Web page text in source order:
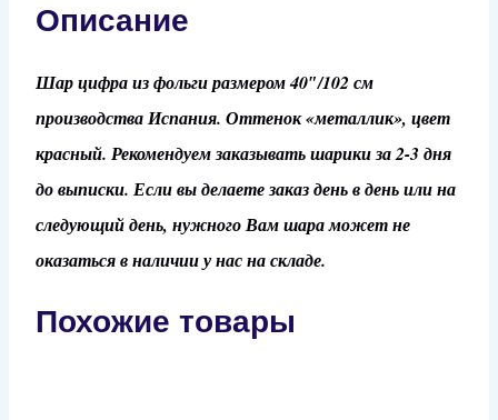
Описание
Шар цифра из фольги размером 40″/102 см
производства Испания. Оттенок «металлик», цвет
красный. Рекомендуем заказывать шарики за 2-3 дня
до выписки. Если вы делаете заказ день в день или на
следующий день, нужного Вам шара может не
оказаться в наличии у нас на складе.
Похожие товары